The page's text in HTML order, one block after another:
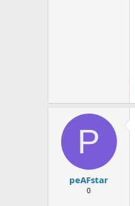
P
peAFstar
0